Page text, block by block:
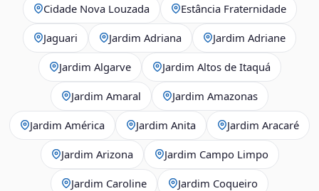
Cidade Nova Louzada Estância Fraternidade
Jaguari Jardim Adriana Jardim Adriane
Jardim Algarve Jardim Altos de Itaquá
Jardim Amaral Jardim Amazonas
Jardim América Jardim Anita Jardim Aracaré
Jardim Arizona Jardim Campo Limpo
Jardim Caroline Jardim Coqueiro